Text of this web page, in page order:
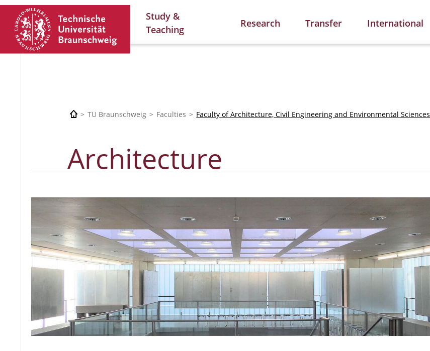
Study &
Teaching
Research Transfer International
TU Braunschweig Faculties Faculty of Architecture, Civil Engineering and Environmental Sciences
Architecture